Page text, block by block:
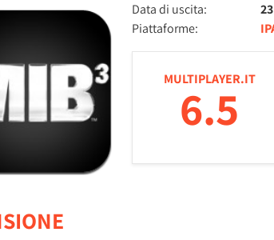
Data di uscita:
Piattaforme:
MULTIPLAYER.IT
6.5